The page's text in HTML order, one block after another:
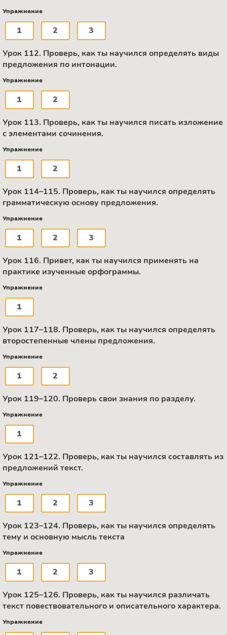
Упражнение
1 2 3
Урок 112. Проверь, как ты научился определять виды
предложения по интонации.
Упражнение
1 2
Урок 113. Проверь, как ты научился писать изложение
с элементами сочинения.
Упражнение
1 2
Урок 114–115. Проверь, как ты научился определять
грамматическую основу предложения.
Упражнение
1 2 3
Урок 116. Привет, как ты научился применять на
практике изученные орфограммы.
Упражнение
1
Урок 117–118. Проверь, как ты научился определять
второстепенные члены предложения.
Упражнение
1 2
Урок 119–120. Проверь свои знания по разделу.
Упражнение
1
Урок 121–122. Проверь, как ты научился составлять из
предложений текст.
Упражнение
1 2 3
Урок 123–124. Проверь, как ты научился определять
тему и основную мысль текста
Упражнение
1 2 3
Урок 125–126. Проверь, как ты научился различать
текст повествовательного и описательного характера.
Упражнение